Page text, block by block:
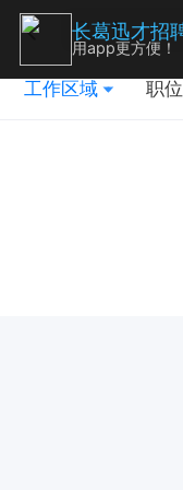
工作区域 职
长葛迅才招
用app更方便！